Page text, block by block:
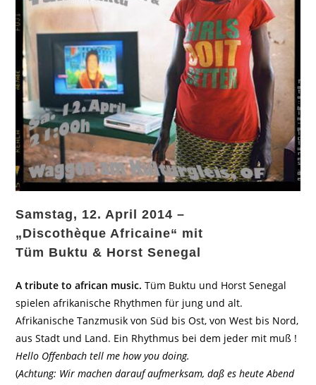
Samstag, 12. April 2014 –
„Discothèque Africaine“ mit
Tüm Buktu & Horst Senegal
A tribute to african music.Tüm Buktu und Horst Senegal
spielen afrikanische Rhythmen für jung und alt.
Afrikanische Tanzmusik von Süd bis Ost, von West bis Nord,
aus Stadt und Land. Ein Rhythmus bei dem jeder mit muß !
Hello Offenbach tell me how you doing.
(Achtung: Wir machen darauf aufmerksam, daß es heute Abend